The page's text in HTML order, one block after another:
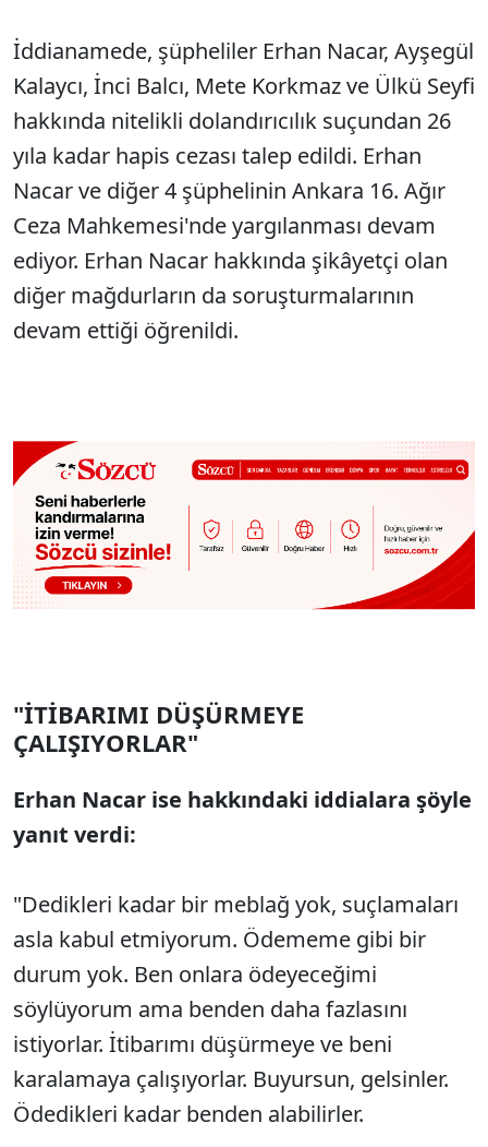
İddianamede, şüpheliler Erhan Nacar, Ayşegül
Kalaycı, İnci Balcı, Mete Korkmaz ve Ülkü Seyfi
hakkında nitelikli dolandırıcılık suçundan 26
yıla kadar hapis cezası talep edildi. Erhan
Nacar ve diğer 4 şüphelinin Ankara 16. Ağır
Ceza Mahkemesi'nde yargılanması devam
ediyor. Erhan Nacar hakkında şikâyetçi olan
diğer mağdurların da soruşturmalarının
devam ettiği öğrenildi.
"İTİBARIMI DÜŞÜRMEYE
ÇALIŞIYORLAR"
Erhan Nacar ise hakkındaki iddialara şöyle
yanıt verdi:
"Dedikleri kadar bir meblağ yok, suçlamaları
asla kabul etmiyorum. Ödememe gibi bir
durum yok. Ben onlara ödeyeceğimi
söylüyorum ama benden daha fazlasını
istiyorlar. İtibarımı düşürmeye ve beni
karalamaya çalışıyorlar. Buyursun, gelsinler.
Ödedikleri kadar benden alabilirler.